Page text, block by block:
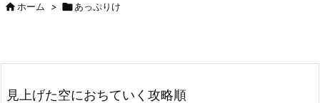
ホーム > あっぷりけ
見上げた空におちていく攻略順